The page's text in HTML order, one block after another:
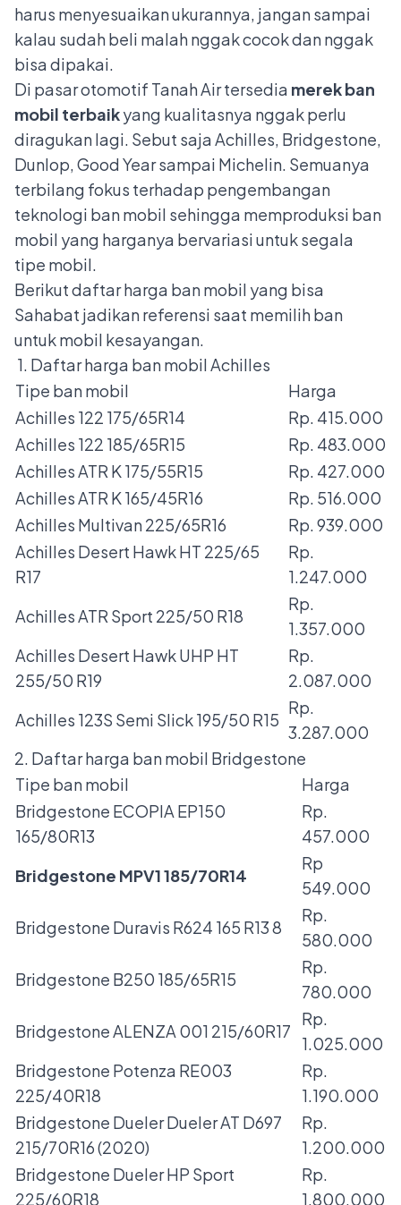
harus menyesuaikan ukurannya, jangan sampai
kalau sudah beli malah nggak cocok dan nggak
bisa dipakai.
Di pasar otomotif Tanah Air tersedia merek ban
mobil terbaikyang kualitasnya nggak perlu
diragukan lagi. Sebut saja Achilles, Bridgestone,
Dunlop, Good Year sampai Michelin. Semuanya
terbilang fokus terhadap pengembangan
teknologi ban mobil sehingga memproduksi ban
mobil yang harganya bervariasi untuk segala
tipe mobil.
Berikut daftar harga ban mobil yang bisa
Sahabat jadikan referensi saat memilih ban
untuk mobil kesayangan.
1. Daftar harga ban mobil Achilles
Tipe ban mobil
Harga
Achilles 122 175/65R14
Rp. 415.000
Achilles 122 185/65R15
Rp. 483.000
Achilles ATR K 175/55R15
Rp. 427.000
Achilles ATR K 165/45R16
Rp. 516.000
Achilles Multivan 225/65R16
Rp. 939.000
Achilles Desert Hawk HT 225/65
R17
Rp.
1.247.000
Achilles ATR Sport 225/50 R18
Rp.
1.357.000
Achilles Desert Hawk UHP HT
255/50 R19
Rp.
2.087.000
Achilles 123S Semi Slick 195/50 R15
Rp.
3.287.000
2. Daftar harga ban mobil Bridgestone
Tipe ban mobil
Harga
Bridgestone ECOPIA EP150
165/80R13
Rp.
457.000
Bridgestone MPV1 185/70R14
Rp
549.000
Bridgestone Duravis R624 165 R13 8
Rp.
580.000
Bridgestone B250 185/65R15
Rp.
780.000
Bridgestone ALENZA 001 215/60R17
Rp.
1.025.000
Bridgestone Potenza RE003
225/40R18
Rp.
1.190.000
Bridgestone Dueler Dueler AT D697
215/70R16 (2020)
Rp.
1.200.000
Bridgestone Dueler HP Sport
225/60R18
Rp.
1.800.000